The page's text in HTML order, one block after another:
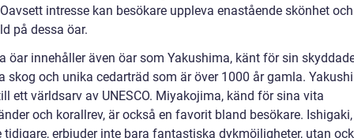
intresse kan besökare uppleva enastående skönhet och
på dessa öar.
öar innehåller även öar som Yakushima, känt för sin
skog och unika cedarträd som är över 1000 år gamla.
ett världsarv av UNESCO. Miyakojima, känd för sina vita
och korallrev, är också en favorit bland besökare.
tidigare, erbjuder inte bara fantastiska dykmöjligheter, utan